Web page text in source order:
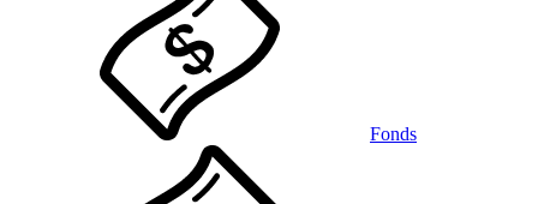
Fonds